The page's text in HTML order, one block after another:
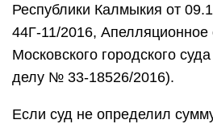
Республики Калмыкия от
44Г-11/2016, Апелляционное
Московского городского
делу № 33-18526/2016).
Если суд не определил